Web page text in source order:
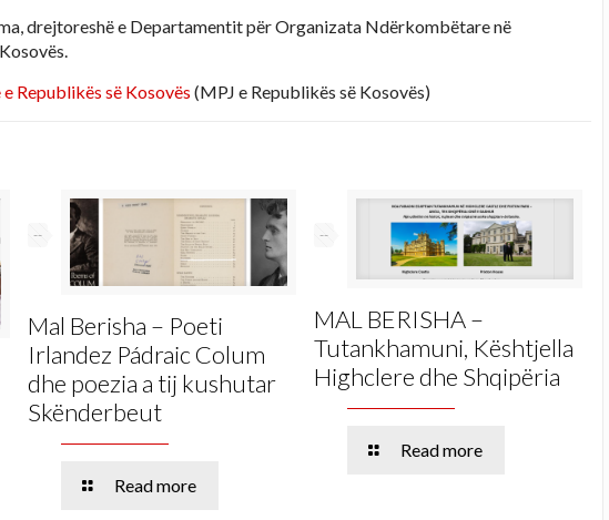
drejtoreshë e Departamentit për Organizata Ndërkombëtare në
Republikës së Kosovës (MPJ e Republikës së Kosovës)
--
Mal Berisha – Poeti
Irlandez Pádraic Colum
dhe poezia a tij kushutar
Skënderbeut
Read more
--
MAL BERISHA –
Tutankhamuni, Kështjella
Highclere dhe Shqipëria
Read more